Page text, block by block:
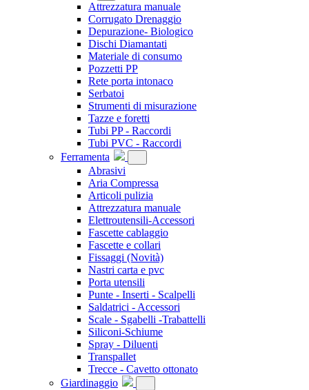
Attrezzatura manuale
Corrugato Drenaggio
Depurazione- Biologico
Dischi Diamantati
Materiale di consumo
Pozzetti PP
Rete porta intonaco
Serbatoi
Strumenti di misurazione
Tazze e foretti
Tubi PP - Raccordi
Tubi PVC - Raccordi
Ferramenta
Abrasivi
Aria Compressa
Articoli pulizia
Attrezzatura manuale
Elettroutensili-Accessori
Fascette cablaggio
Fascette e collari
Fissaggi (Novità)
Nastri carta e pvc
Porta utensili
Punte - Inserti - Scalpelli
Saldatrici - Accessori
Scale - Sgabelli -Trabattelli
Siliconi-Schiume
Spray - Diluenti
Transpallet
Trecce - Cavetto ottonato
Giardinaggio